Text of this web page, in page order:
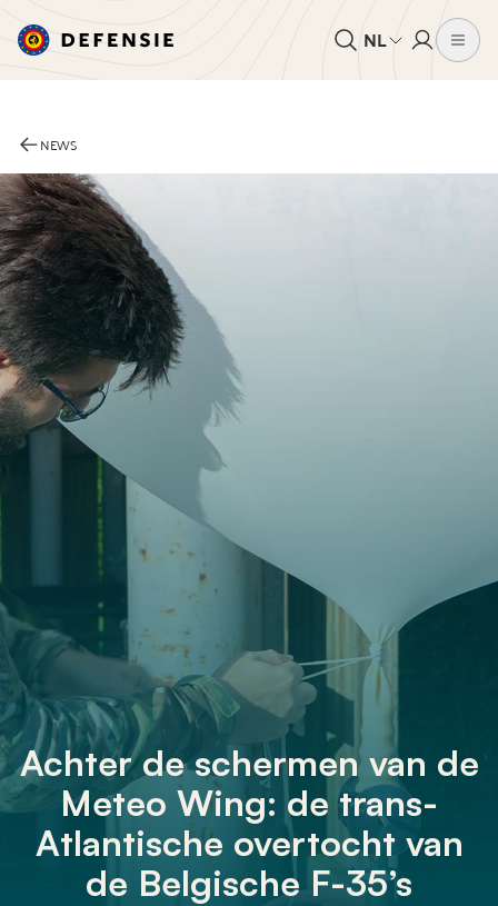
NL
NEWS
Achter de schermen van de
Meteo Wing: de trans-
Atlantische overtocht van
de Belgische F-35’s